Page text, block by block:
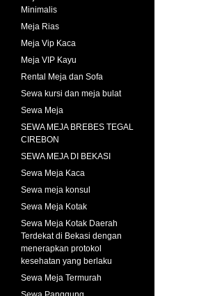
CV BINTANG
Minimalis
Meja Rias
Meja Vip Kaca
Meja VIP Kayu
Rental Meja dan Sofa
Sewa kursi dan meja bulat
Sewa Meja
SEWA MEJA BREBES TEGAL
CIREBON
SEWA MEJA DI BEKASI
Sewa Meja Kaca
Sewa meja konsul
Sewa Meja Kotak
Sewa Meja Kotak Daerah
Terdekat di Bekasi dengan
menerapkan protokol
kesehatan yang berlaku
Sewa Meja Termurah